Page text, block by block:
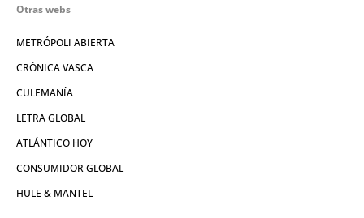
Otras webs
METRÓPOLI ABIERTA
CRÓNICA VASCA
CULEMANÍA
LETRA GLOBAL
ATLÁNTICO HOY
CONSUMIDOR GLOBAL
HULE & MANTEL